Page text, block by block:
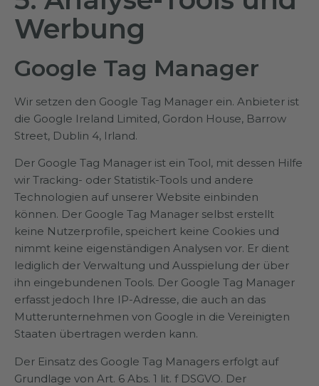
Werbung
Google Tag Manager
Wir setzen den Google Tag Manager ein. Anbieter ist
die Google Ireland Limited, Gordon House, Barrow
Street, Dublin 4, Irland.
Der Google Tag Manager ist ein Tool, mit dessen Hilfe
wir Tracking- oder Statistik-Tools und andere
Technologien auf unserer Website einbinden
können. Der Google Tag Manager selbst erstellt
keine Nutzerprofile, speichert keine Cookies und
nimmt keine eigenständigen Analysen vor. Er dient
lediglich der Verwaltung und Ausspielung der über
ihn eingebundenen Tools. Der Google Tag Manager
erfasst jedoch Ihre IP-Adresse, die auch an das
Mutterunternehmen von Google in die Vereinigten
Staaten übertragen werden kann.
Der Einsatz des Google Tag Managers erfolgt auf
Grundlage von Art. 6 Abs. 1 lit. f DSGVO. Der